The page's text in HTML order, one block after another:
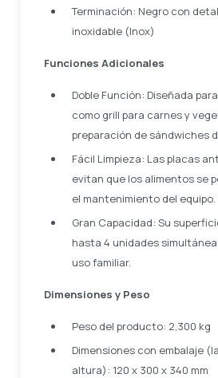
Terminación: Negro con
inoxidable (Inox)
Funciones Adicionales
Doble Función: Diseñada
como grill para carnes y
preparación de sándwiches
Fácil Limpieza: Las placas
evitan que los alimentos se
el mantenimiento del equipo.
Gran Capacidad: Su
hasta 4 unidades
uso familiar.
Dimensiones y Peso
Peso del producto: 2,300 kg
Dimensiones con embalaje
altura): 120 x 300 x 340 mm